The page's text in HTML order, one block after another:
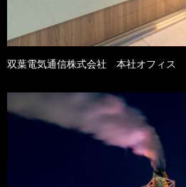
双葉電気通信株式会社 本社オフィス